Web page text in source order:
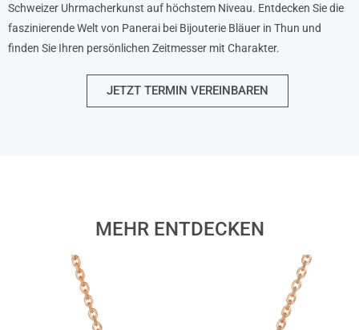
Schweizer Uhrmacherkunst auf höchstem Niveau. Entdecken Sie die
faszinierende Welt von Panerai bei Bijouterie Bläuer in Thun und
finden Sie Ihren persönlichen Zeitmesser mit Charakter.
JETZT TERMIN VEREINBAREN
MEHR ENTDECKEN